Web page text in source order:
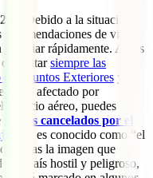
Debido a la situación
de viaje
cambiar rápidamente. Antes
siempre las
Asuntos Exteriores y de
verse afectado por
espacio aéreo, puedes
vuelos cancelados por el
.Irán es conocido como “el
tras la imagen que
un país hostil y peligroso,